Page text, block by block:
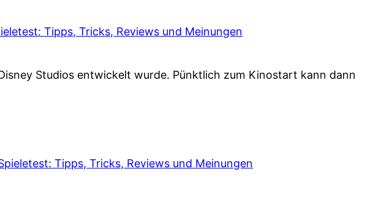
Tipps, Tricks, Reviews und Meinungen
Studios entwickelt wurde. Pünktlich zum Kinostart kann dann
Tipps, Tricks, Reviews und Meinungen